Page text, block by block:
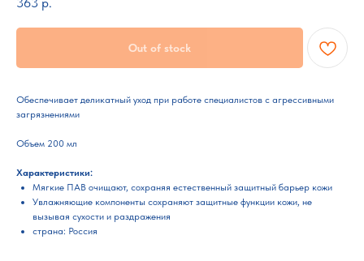
Out of stock
Обеспечивает деликатный уход при работе специалистов с агрессивными
загрязнениями
Объем 200 мл
Характеристики:
Мягкие ПАВ очищают, сохраняя естественный защитный барьер кожи
Увлажняющие компоненты сохраняют защитные функции кожи, не
вызывая сухости и раздражения
cтрана: Россия